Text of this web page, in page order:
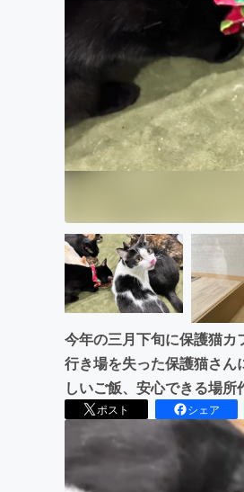
今年の三月下旬に保護猫
行き場を失った保護猫さ
しいご飯、安心できる場
ポスト シェア